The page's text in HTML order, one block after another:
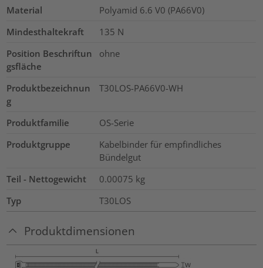
Material
Polyamid 6.6 V0 (PA66V0)
Mindesthaltekraft
135 N
Position Beschriftun
gsfläche
ohne
Produktbezeichnun
g
T30LOS-PA66V0-WH
Produktfamilie
OS-Serie
Produktgruppe
Kabelbinder für empfindliches
Bündelgut
Teil - Nettogewicht
0.00075 kg
Typ
T30LOS
Produktdimensionen